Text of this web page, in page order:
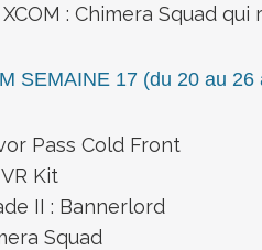
: Chimera Squad
SEMAINE 17 (du 20 au 26
Pass Cold Front
Kit
II : Bannerlord
Squad